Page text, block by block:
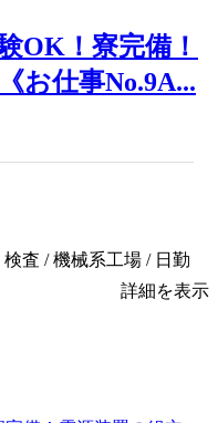
OK！寮完備！
お仕事No.9A...
査 / 機械系工場 / 日勤
詳細を表示